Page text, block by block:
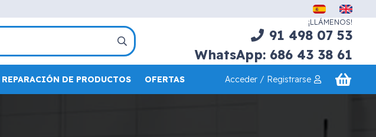
¡LLÁMENOS!
91 498 07 53
WhatsApp: 686 43 38 61
REPARACIÓN DE PRODUCTOS OFERTAS Acceder / Registrarse